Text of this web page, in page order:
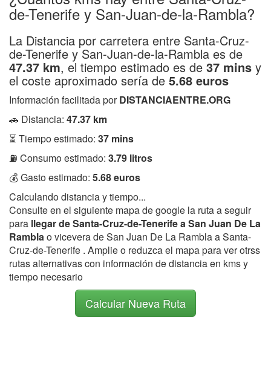
de-Tenerife y San-Juan-de-la-Rambla?
La Distancia por carretera entre Santa-Cruz-
de-Tenerife y San-Juan-de-la-Rambla es de
47.37 km, el tiempo estimado es de 37 mins y
el coste aproximado sería de 5.68 euros
Información facilitada porDISTANCIAENTRE.ORG
🚗 Distancia: 47.37 km
⏳ Tiempo estimado: 37 mins
⛽ Consumo estimado: 3.79 litros
💰 Gasto estimado: 5.68 euros
Calculando distancia y tiempo...
Consulte en el siguiente mapa de google la ruta a seguir
para llegar de Santa-Cruz-de-Tenerife a San Juan De La
Ramblao vicevera de San Juan De La Rambla a Santa-
Cruz-de-Tenerife . Amplie o reduzca el mapa para ver otrss
rutas alternativas con información de distancia en kms y
tiempo necesario
Calcular Nueva Ruta